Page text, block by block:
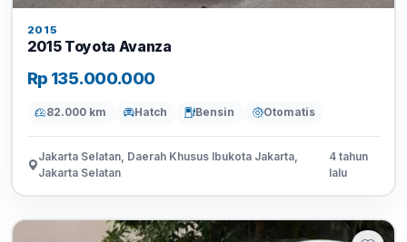
2015
2015 Toyota Avanza
Rp 135.000.000
82.000 km Hatch Bensin Otomatis
Jakarta Selatan, Daerah Khusus Ibukota Jakarta,
Jakarta Selatan
4 tahun
lalu